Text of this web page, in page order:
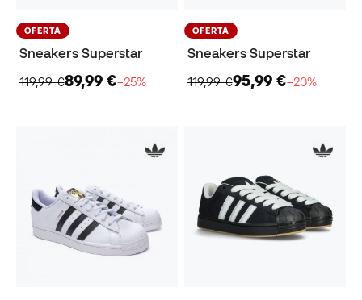
OFERTA
Sneakers Superstar
119,99 €89,99 €−25%
OFERTA
Sneakers Superstar
119,99 €95,99 €−20%